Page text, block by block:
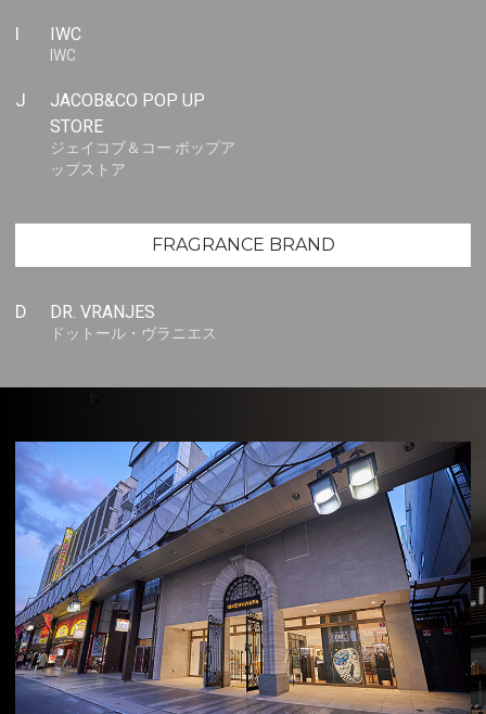
IWC
IWC
J
JACOB&CO POP UP
STORE
ジェイコブ＆コー ポップア
ップストア
FRAGRANCE BRAND
D DR. VRANJES
ドットール・ヴラニエス